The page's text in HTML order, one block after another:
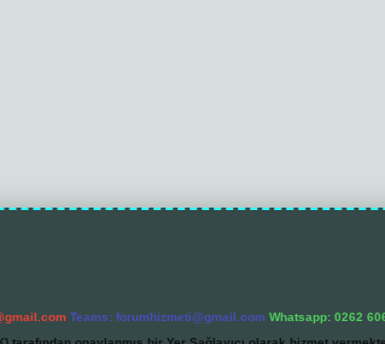
Teams: forumhizmeti@gmail.com Whatsapp: 0262